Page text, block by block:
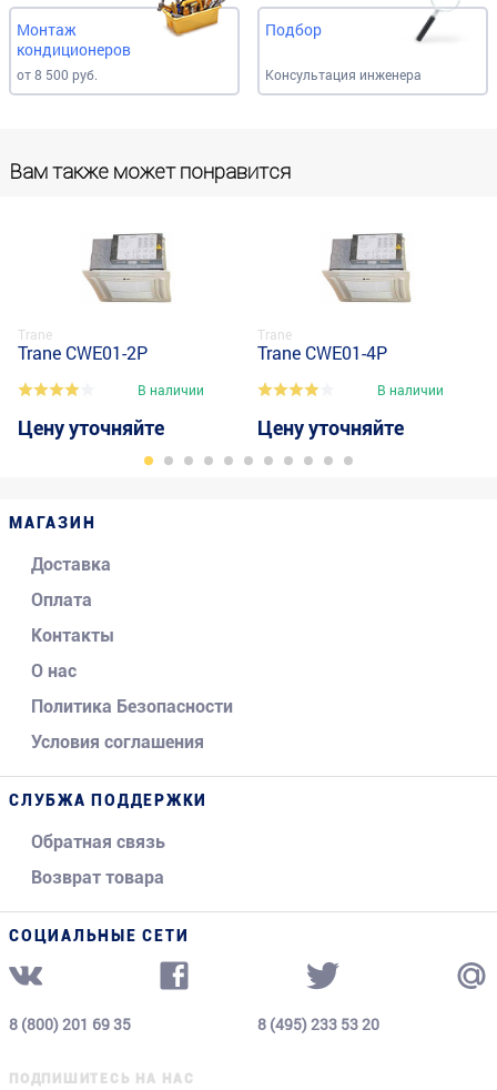
Монтаж
кондиционеров
от 8 500 руб.
Подбор
Консультация инженера
Вам также может понравится
Trane
Trane CWE01-2P
В наличии
Цену уточняйте
Trane
Trane CWE01-4P
В наличии
Цену уточняйте
МАГАЗИН
Доставка
Оплата
Контакты
О нас
Политика Безопасности
Условия соглашения
СЛУБЖА ПОДДЕРЖКИ
Обратная связь
Возврат товара
СОЦИАЛЬНЫЕ СЕТИ
8 (800) 201 69 35 8 (495) 233 53 20
ПОДПИШИТЕСЬ НА НАС